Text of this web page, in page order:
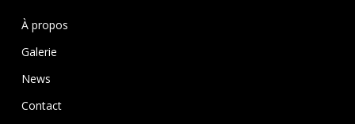
À propos
Galerie
News
Contact